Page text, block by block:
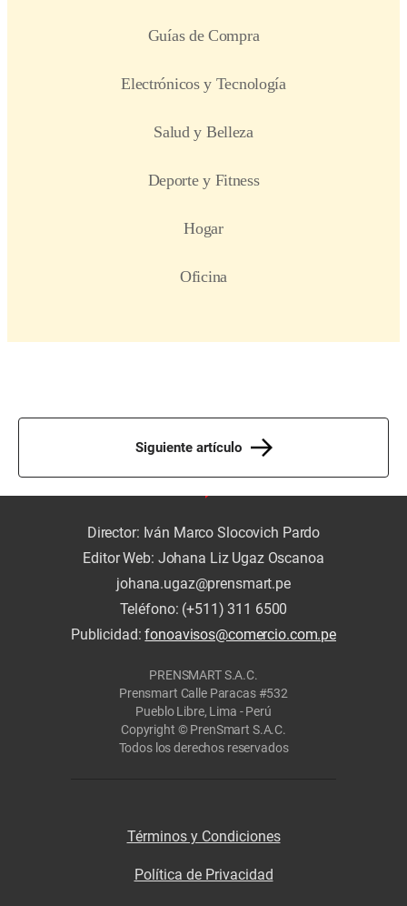
Siguiente artículo
Director: Iván Marco Slocovich Pardo
Editor Web: Johana Liz Ugaz Oscanoa
johana.ugaz@prensmart.pe
Teléfono: (+511) 311 6500
Publicidad:fonoavisos@comercio.com.pe
PRENSMART S.A.C.
Prensmart Calle Paracas #532
Pueblo Libre, Lima - Perú
Copyright © PrenSmart S.A.C.
Todos los derechos reservados
Términos y Condiciones
Política de Privacidad